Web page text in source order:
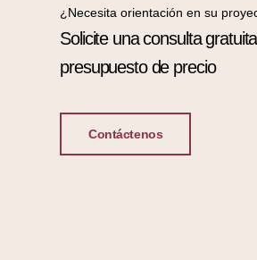
¿Necesita orientación en su
Solicite una consulta
presupuesto de precio
Contáctenos